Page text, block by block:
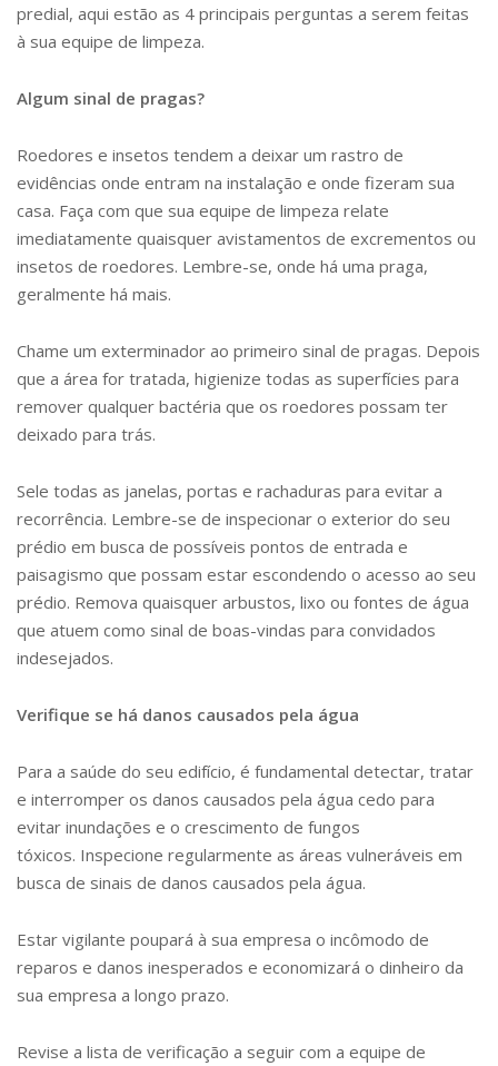
predial, aqui estão as 4 principais perguntas a serem feitas
à sua equipe de limpeza.
Algum sinal de pragas?
Roedores e insetos tendem a deixar um rastro de
evidências onde entram na instalação e onde fizeram sua
casa. Faça com que sua equipe de limpeza relate
imediatamente quaisquer avistamentos de excrementos ou
insetos de roedores. Lembre-se, onde há uma praga,
geralmente há mais.
Chame um exterminador ao primeiro sinal de pragas. Depois
que a área for tratada, higienize todas as superfícies para
remover qualquer bactéria que os roedores possam ter
deixado para trás.
Sele todas as janelas, portas e rachaduras para evitar a
recorrência. Lembre-se de inspecionar o exterior do seu
prédio em busca de possíveis pontos de entrada e
paisagismo que possam estar escondendo o acesso ao seu
prédio. Remova quaisquer arbustos, lixo ou fontes de água
que atuem como sinal de boas-vindas para convidados
indesejados.
Verifique se há danos causados ​​pela água
Para a saúde do seu edifício, é fundamental detectar, tratar
e interromper os danos causados ​​pela água cedo para
evitar inundações e o crescimento de fungos
tóxicos. Inspecione regularmente as áreas vulneráveis ​​em
busca de sinais de danos causados ​​pela água.
Estar vigilante poupará à sua empresa o incômodo de
reparos e danos inesperados e economizará o dinheiro da
sua empresa a longo prazo.
Revise a lista de verificação a seguir com a equipe de